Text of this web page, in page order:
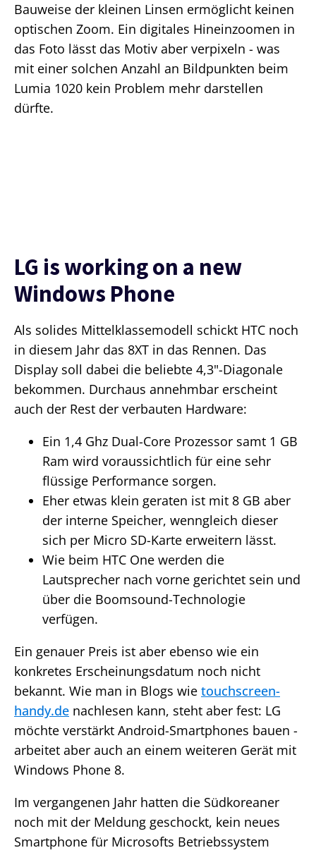
Bauweise der kleinen Linsen ermöglicht keinen
optischen Zoom. Ein digitales Hineinzoomen in
das Foto lässt das Motiv aber verpixeln - was
mit einer solchen Anzahl an Bildpunkten beim
Lumia 1020 kein Problem mehr darstellen
dürfte.
LG is working on a new
Windows Phone
Als solides Mittelklassemodell schickt HTC noch
in diesem Jahr das 8XT in das Rennen. Das
Display soll dabei die beliebte 4,3"-Diagonale
bekommen. Durchaus annehmbar erscheint
auch der Rest der verbauten Hardware:
Ein 1,4 Ghz Dual-Core Prozessor samt 1 GB
Ram wird voraussichtlich für eine sehr
flüssige Performance sorgen.
Eher etwas klein geraten ist mit 8 GB aber
der interne Speicher, wenngleich dieser
sich per Micro SD-Karte erweitern lässt.
Wie beim HTC One werden die
Lautsprecher nach vorne gerichtet sein und
über die Boomsound-Technologie
verfügen.
Ein genauer Preis ist aber ebenso wie ein
konkretes Erscheinungsdatum noch nicht
bekannt. Wie man in Blogs wie touchscreen-
handy.de nachlesen kann, steht aber fest: LG
möchte verstärkt Android-Smartphones bauen -
arbeitet aber auch an einem weiteren Gerät mit
Windows Phone 8.
Im vergangenen Jahr hatten die Südkoreaner
noch mit der Meldung geschockt, kein neues
Smartphone für Microsofts Betriebssystem